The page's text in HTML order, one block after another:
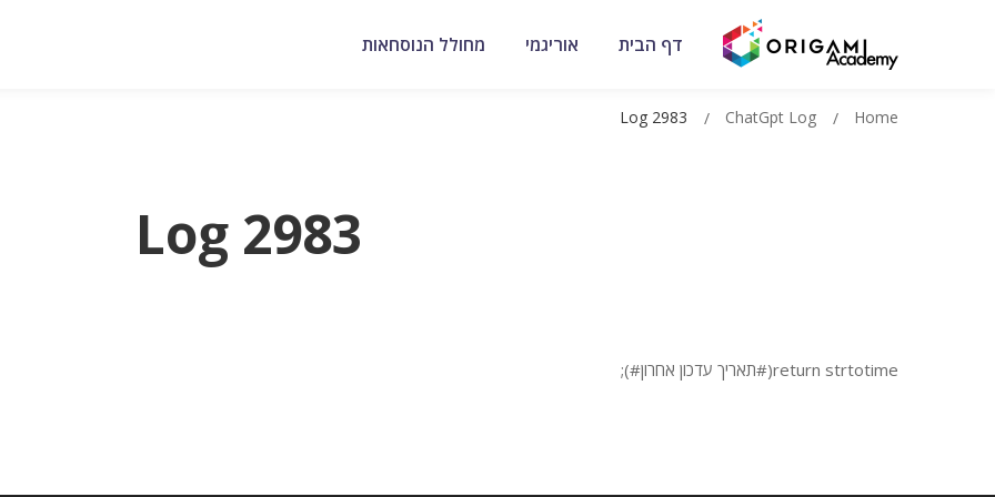
דף הבית אוריגמי מחולל הנוסחאות
Log 2983
Home
ChatGpt Log
Log 2983
return strtotime(#תאריך עדכון אחרון#);